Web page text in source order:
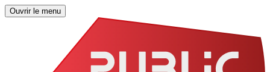
Ouvrir le menu